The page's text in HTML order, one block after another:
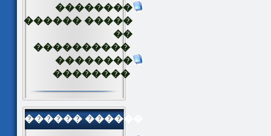
��������
������ �����
��
����������
��������
��������
������ ������